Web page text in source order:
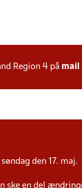
Region 4 på mail
den 17. maj.
ske en del